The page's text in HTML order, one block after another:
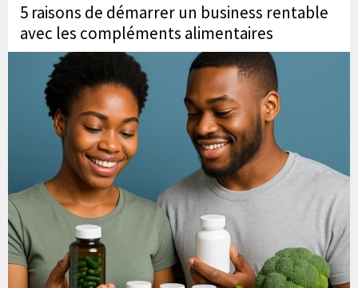
5 raisons de démarrer un business rentable
avec les compléments alimentaires